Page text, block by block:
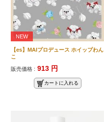
NEW
【es】MAIプロデュース ホイップわん
こ
販売価格 : 913 円
カートに入れる